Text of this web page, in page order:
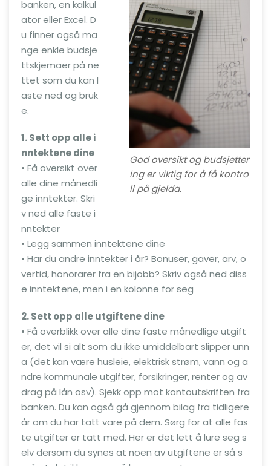
God oversikt og budsjetter
ing er viktig for å få kontro
ll på gjelda.
banken, en kalkul
ator eller Excel. D
u finner også ma
nge enkle budsje
ttskjemaer på ne
ttet som du kan l
aste ned og bruk
e.
1. Sett opp alle i
nntektene dine
• Få oversikt over
alle dine månedli
ge inntekter. Skri
v ned alle faste i
nntekter
• Legg sammen inntektene dine
• Har du andre inntekter i år? Bonuser, gaver, arv, o
vertid, honorarer fra en bijobb? Skriv også ned diss
e inntektene, men i en kolonne for seg
2. Sett opp alle utgiftene dine
• Få overblikk over alle dine faste månedlige utgift
er, det vil si alt som du ikke umiddelbart slipper unn
a (det kan være husleie, elektrisk strøm, vann og a
ndre kommunale utgifter, forsikringer, renter og av
drag på lån osv). Sjekk opp mot kontoutskriften fra
banken. Du kan også gå gjennom bilag fra tidligere
år om du har tatt vare på dem. Sørg for at alle fas
te utgifter er tatt med. Her er det lett å lure seg s
elv dersom du synes at noen av utgiftene er så s